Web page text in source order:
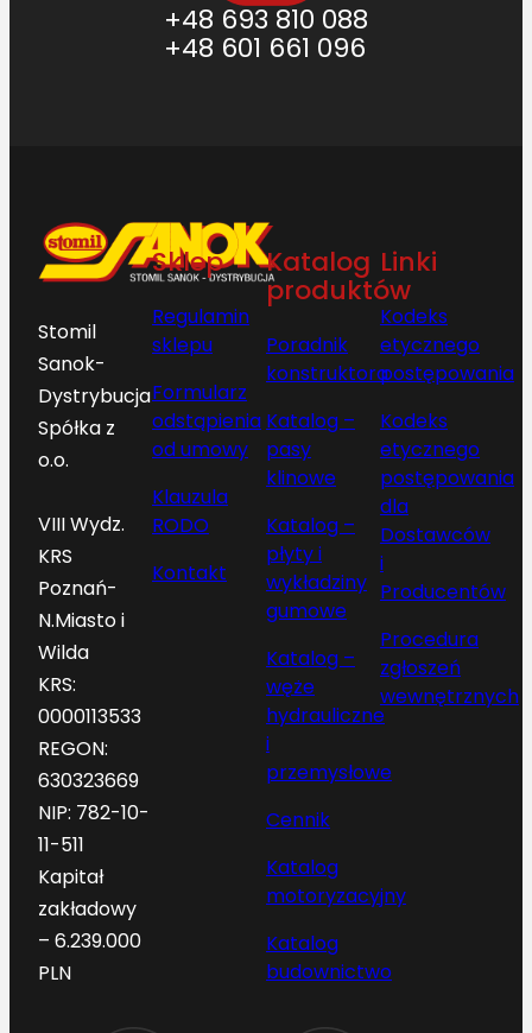
+48 693 810 088
+48 601 661 096
Stomil
Sanok-
Dystrybucja
Spółka z
o.o.
VIII Wydz.
KRS
Poznań-
N.Miasto i
Wilda
KRS:
0000113533
REGON:
630323669
NIP: 782-10-
11-511
Kapitał
zakładowy
– 6.239.000
PLN
Sklep
Regulamin
sklepu
Formularz
odstąpienia
od umowy
Klauzula
RODO
Kontakt
Katalog
produktów
Poradnik
konstruktora
Katalog –
pasy
klinowe
Katalog –
płyty i
wykładziny
gumowe
Katalog –
węże
hydrauliczne
i
przemysłowe
Cennik
Katalog
motoryzacyjny
Katalog
budownictwo
Linki
Kodeks
etycznego
postępowania
Kodeks
etycznego
postępowania
dla
Dostawców
i
Producentów
Procedura
zgłoszeń
wewnętrznych